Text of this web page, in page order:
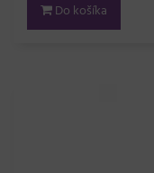
Do košíka